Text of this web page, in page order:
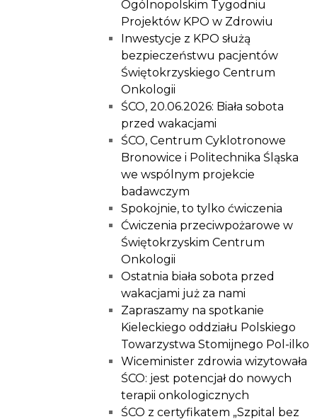
Ogólnopolskim Tygodniu
Projektów KPO w Zdrowiu
Inwestycje z KPO służą
bezpieczeństwu pacjentów
Świętokrzyskiego Centrum
Onkologii
ŚCO, 20.06.2026: Biała sobota
przed wakacjami
ŚCO, Centrum Cyklotronowe
Bronowice i Politechnika Śląska
we wspólnym projekcie
badawczym
Spokojnie, to tylko ćwiczenia
Ćwiczenia przeciwpożarowe w
Świętokrzyskim Centrum
Onkologii
Ostatnia biała sobota przed
wakacjami już za nami
Zapraszamy na spotkanie
Kieleckiego oddziału Polskiego
Towarzystwa Stomijnego Pol-ilko
Wiceminister zdrowia wizytowała
ŚCO: jest potencjał do nowych
terapii onkologicznych
ŚCO z certyfikatem „Szpital bez